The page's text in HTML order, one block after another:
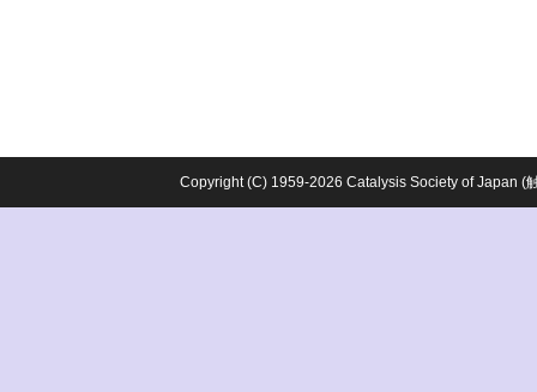
Copyright (C) 1959-2026 Catalysis Society of Japan (